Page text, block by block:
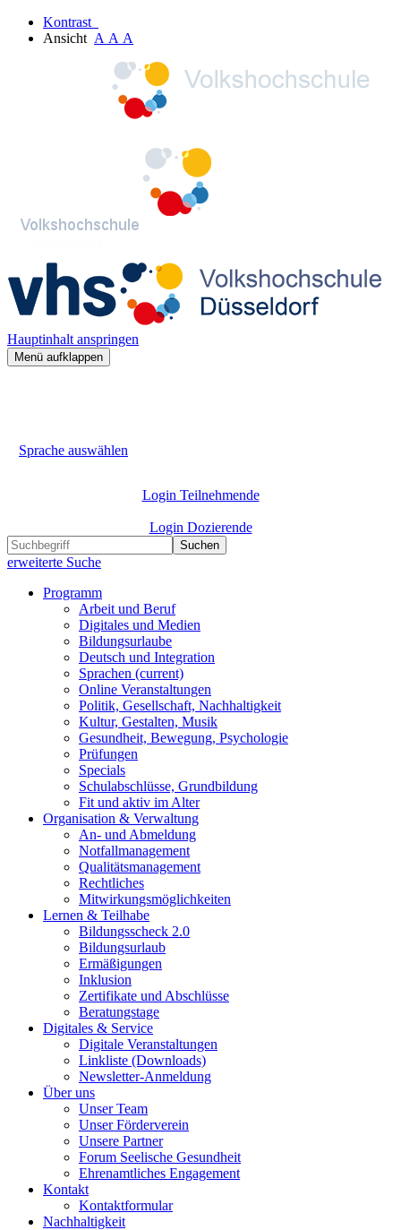
Kontrast
Ansicht A A A
Hauptinhalt anspringen
Menü aufklappen
Sprache auswählen
Login Teilnehmende
Login Dozierende
Suchen
erweiterte Suche
Programm
Arbeit und Beruf
Digitales und Medien
Bildungsurlaube
Deutsch und Integration
Sprachen (current)
Online Veranstaltungen
Politik, Gesellschaft, Nachhaltigkeit
Kultur, Gestalten, Musik
Gesundheit, Bewegung, Psychologie
Prüfungen
Specials
Schulabschlüsse, Grundbildung
Fit und aktiv im Alter
Organisation & Verwaltung
An- und Abmeldung
Notfallmanagement
Qualitätsmanagement
Rechtliches
Mitwirkungsmöglichkeiten
Lernen & Teilhabe
Bildungsscheck 2.0
Bildungsurlaub
Ermäßigungen
Inklusion
Zertifikate und Abschlüsse
Beratungstage
Digitales & Service
Digitale Veranstaltungen
Linkliste (Downloads)
Newsletter-Anmeldung
Über uns
Unser Team
Unser Förderverein
Unsere Partner
Forum Seelische Gesundheit
Ehrenamtliches Engagement
Kontakt
Kontaktformular
Nachhaltigkeit